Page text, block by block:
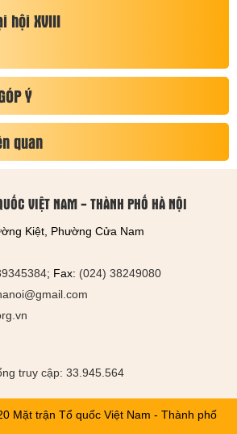
hội XVIII
Ý
quan
VIỆT NAM - THÀNH PHỐ HÀ NỘI
Kiệt, Phường Cửa Nam
; Fax: (024) 38249080
truy cập: 33.945.564
Mặt trận Tổ quốc Việt Nam - Thành phố